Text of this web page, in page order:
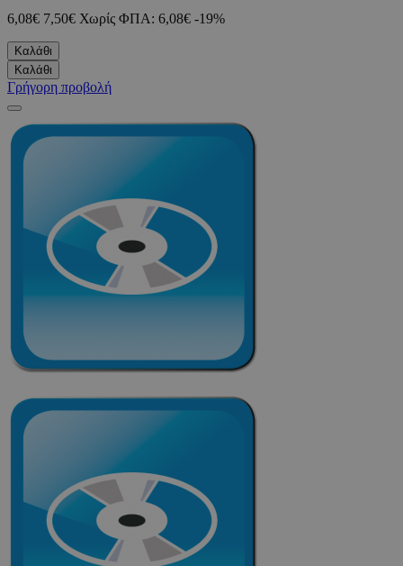
6,08€ 7,50€ Χωρίς ΦΠΑ: 6,08€ -19%
Καλάθι
Καλάθι
Γρήγορη προβολή